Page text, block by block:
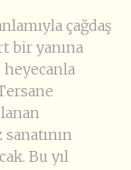
çağdaş
bir yanına
heyecanla
Bu yıl